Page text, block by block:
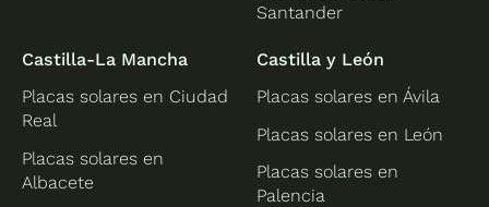
Santander
Castilla-La Mancha
Placas solares en Ciudad
Real
Placas solares en
Albacete
Castilla y León
Placas solares en Ávila
Placas solares en León
Placas solares en
Palencia